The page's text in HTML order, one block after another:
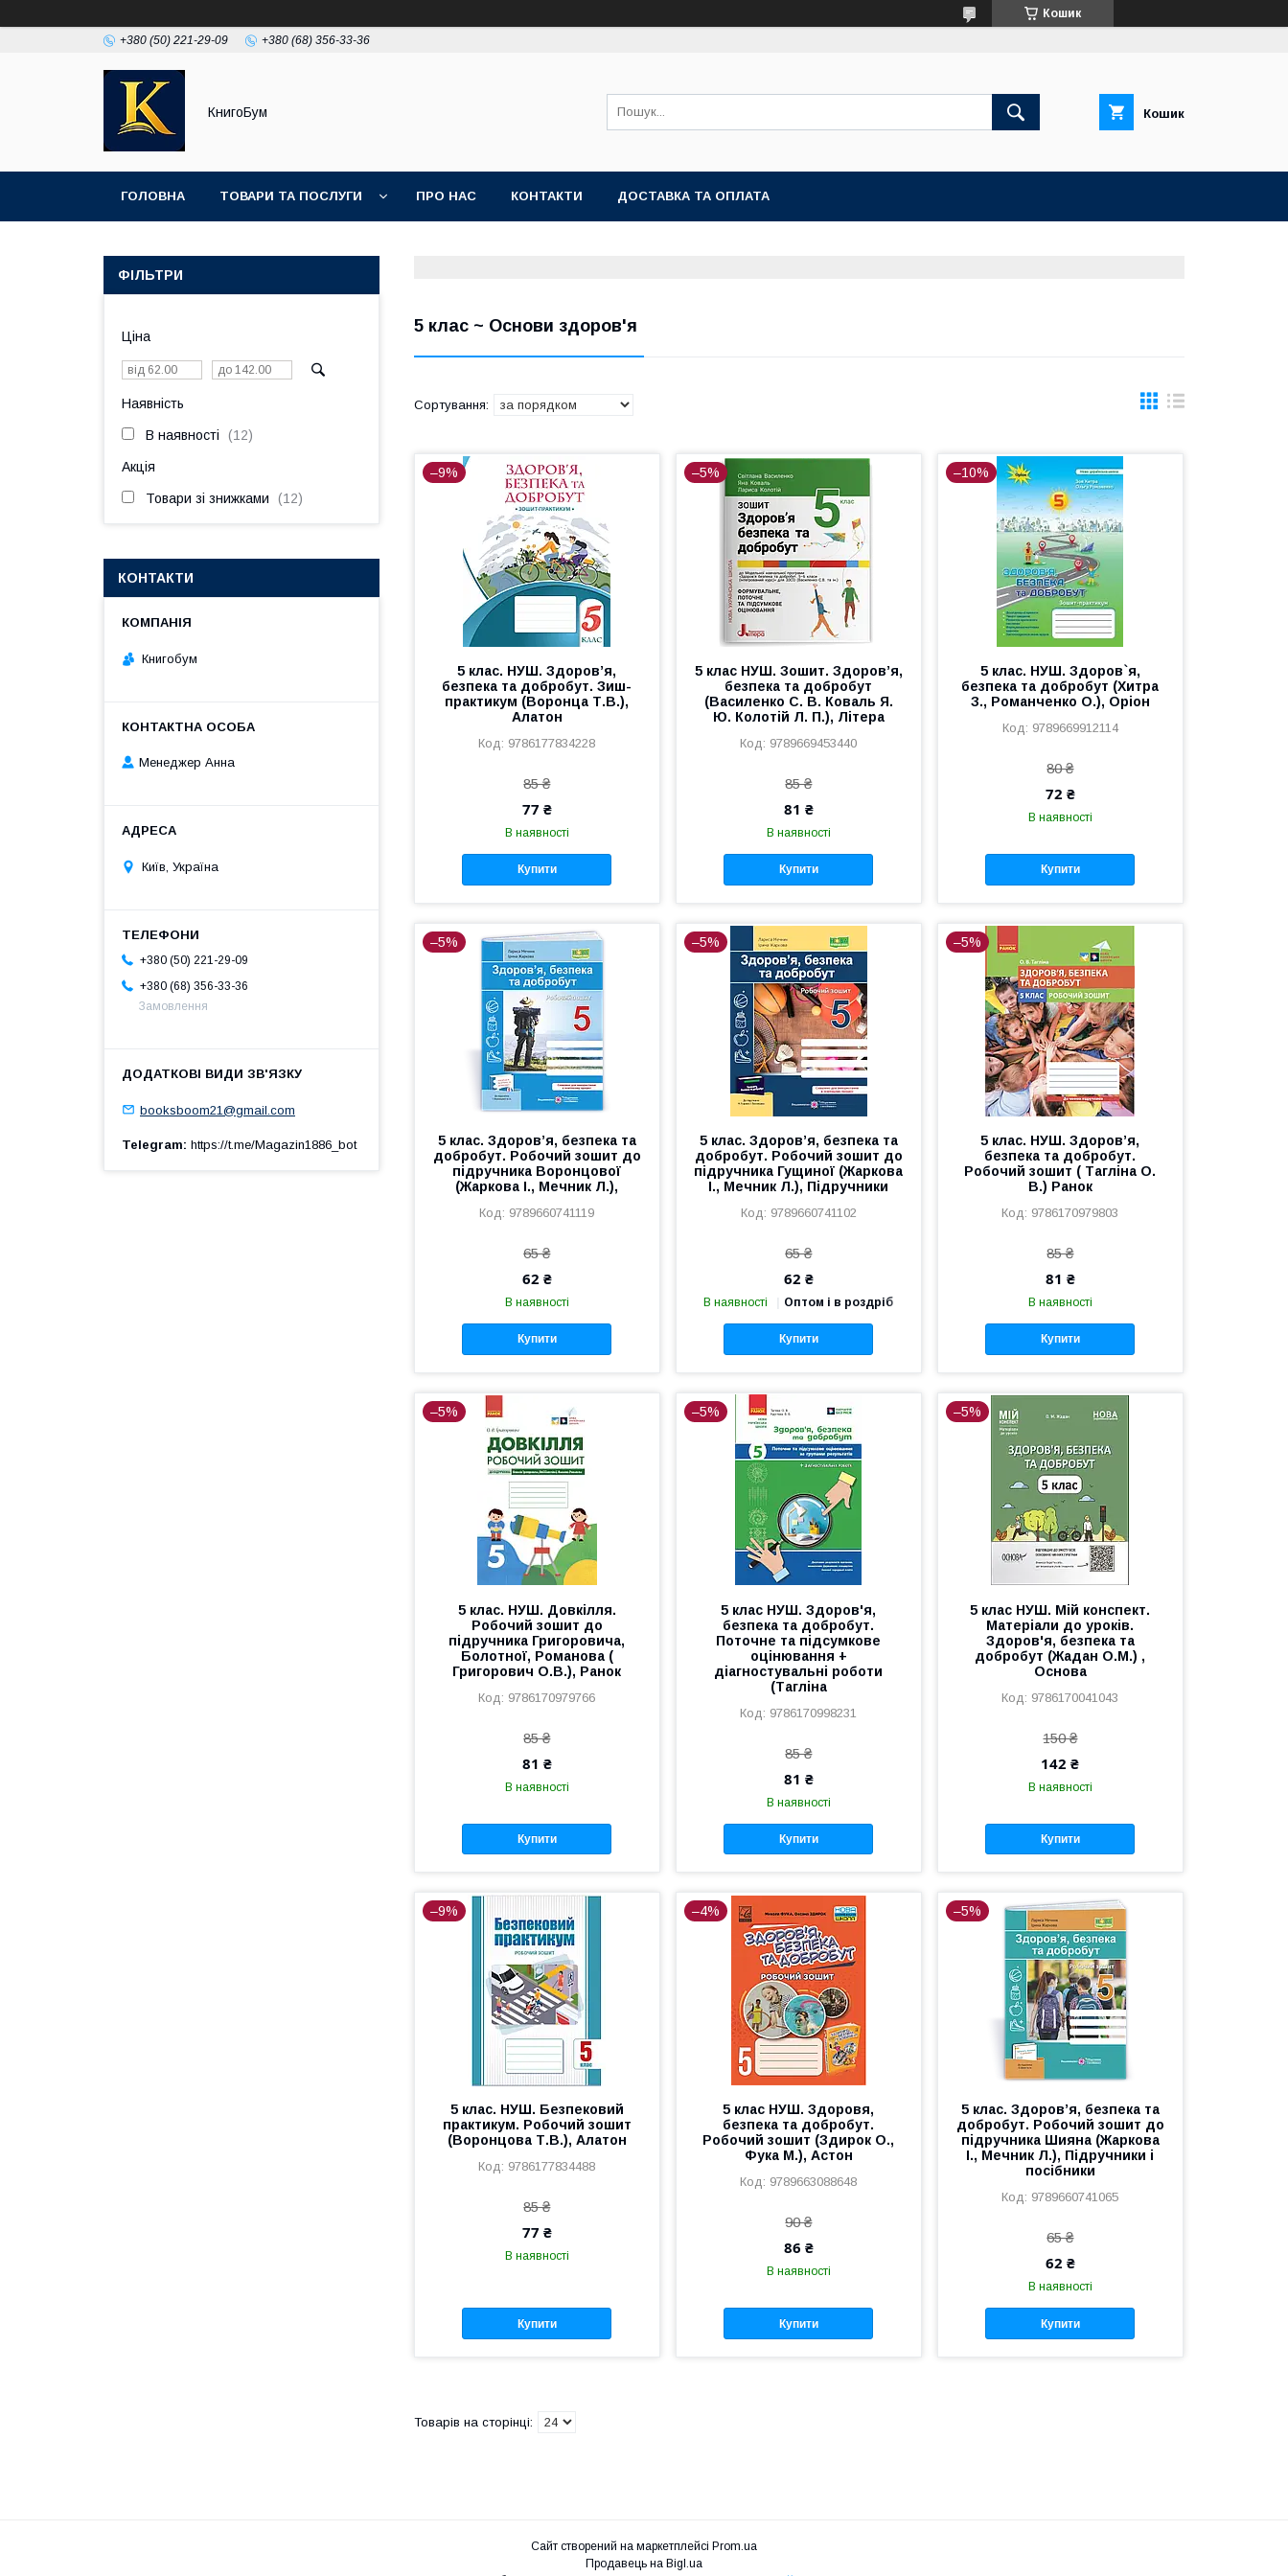
Кошик
+380 (50) 221-29-09 +380 (68) 356-33-36
КнигоБум Кошик
ГОЛОВНА ТОВАРИ ТА ПОСЛУГИ ПРО НАС КОНТАКТИ ДОСТАВКА ТА ОПЛАТА
5 клас ~ Основи здоров'я
–9%
5 клас. НУШ. Здоров’я,
безпека та добробут. Зиш-
практикум (Воронца Т.В.),
Алатон
9786177834228
85 ₴
77 ₴
В наявності
Купити
–5%
5 клас НУШ. Зошит. Здоров’я,
безпека та добробут
(Василенко С. В. Коваль Я.
Ю. Колотій Л. П.), Літера
9789669453440
85 ₴
81 ₴
В наявності
Купити
–10%
5 клас. НУШ. Здоров`я,
безпека та добробут (Хитра
З., Романченко О.), Оріон
9789669912114
80 ₴
72 ₴
В наявності
Купити
–5%
5 клас. Здоров’я, безпека та
добробут. Робочий зошит до
підручника Воронцової
(Жаркова І., Мечник Л.),
9789660741119
65 ₴
62 ₴
В наявності
Купити
–5%
5 клас. Здоров’я, безпека та
добробут. Робочий зошит до
підручника Гущиної (Жаркова
І., Мечник Л.), Підручники
9789660741102
65 ₴
62 ₴
В наявності Оптом і в роздріб
Купити
–5%
5 клас. НУШ. Здоров’я,
безпека та добробут.
Робочий зошит ( Тагліна О.
В.) Ранок
9786170979803
85 ₴
81 ₴
В наявності
Купити
–5%
5 клас. НУШ. Довкілля.
Робочий зошит до
підручника Григоровича,
Болотної, Романова (
Григорович О.В.), Ранок
9786170979766
85 ₴
81 ₴
В наявності
Купити
–5%
5 клас НУШ. Здоров'я,
безпека та добробут.
Поточне та підсумкове
оцінювання +
діагностувальні роботи
(Тагліна
9786170998231
85 ₴
81 ₴
В наявності
Купити
–5%
5 клас НУШ. Мій конспект.
Матеріали до уроків.
Здоров'я, безпека та
добробут (Жадан О.М.) ,
Основа
9786170041043
150 ₴
142 ₴
В наявності
Купити
–9%
5 клас. НУШ. Безпековий
практикум. Робочий зошит
(Воронцова Т.В.), Алатон
9786177834488
85 ₴
77 ₴
В наявності
Купити
–4%
5 клас НУШ. Здоровя,
безпека та добробут.
Робочий зошит (Здирок О.,
Фука М.), Астон
9789663088648
90 ₴
86 ₴
В наявності
Купити
–5%
5 клас. Здоров’я, безпека та
добробут. Робочий зошит до
підручника Шияна (Жаркова
І., Мечник Л.), Підручники і
посібники
9789660741065
65 ₴
62 ₴
В наявності
Купити
ФІЛЬТРИ
Ціна
Наявність
В наявності 12
Акція
Товари зі знижками 12
КОНТАКТИ
Книгобум
Менеджер Анна
Київ, Україна
+380 (50) 221-29-09
+380 (68) 356-33-36
Замовлення
booksboom21@gmail.com
Telegram https://t.me/Magazin1886_bot
Сайт створений на маркетплейсі Prom.ua
Продавець на Bigl.ua